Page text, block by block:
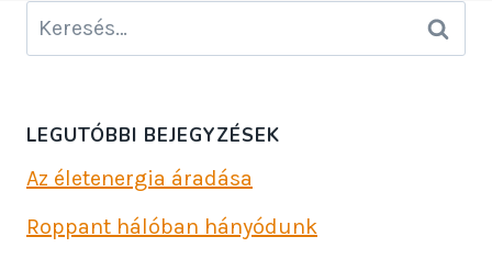
Keresés:
LEGUTÓBBI BEJEGYZÉSEK
Az életenergia áradása
Roppant hálóban hányódunk